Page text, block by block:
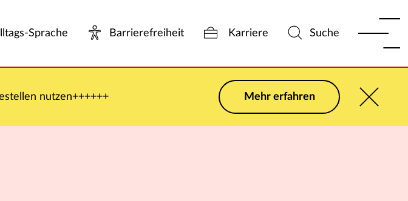
Sprache Barrierefreiheit Karriere Suche
nutzen++++++ Mehr erfahren